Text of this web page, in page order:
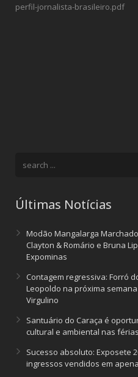
perfil-jornalista-brasileiro.pdf
Últimas Notícias
Modão Mangalarga
Clayton & Romário e Bruna
Expominas
Contagem regressiva: Forró
Leopoldo na próxima
Virgulino
Santuário do Caraça é
cultural e ambiental nas
Sucesso absoluto: Exposete
ingressos vendidos em